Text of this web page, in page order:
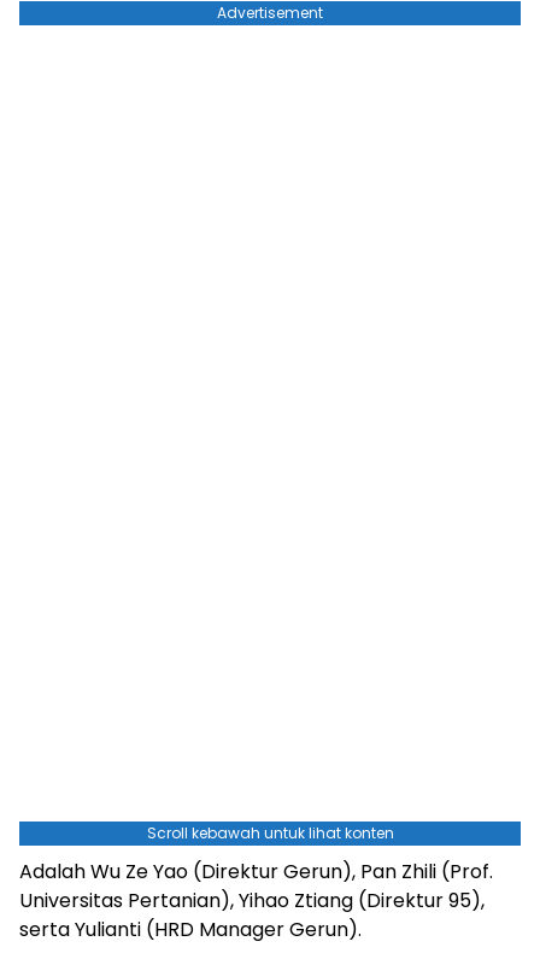
Advertisement
Scroll kebawah untuk lihat konten
Adalah Wu Ze Yao (Direktur Gerun), Pan Zhili (Prof.
Universitas Pertanian), Yihao Ztiang (Direktur 95),
serta Yulianti (HRD Manager Gerun).